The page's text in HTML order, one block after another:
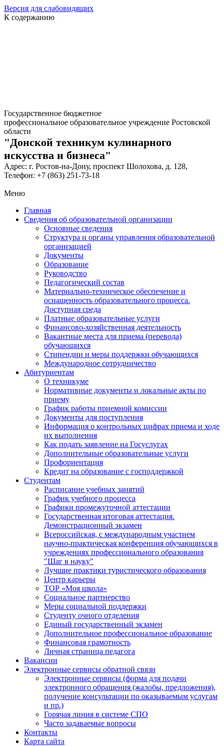
Версия для слабовидящих
К содержанию
Государственное бюджетное
профессиональное образовательное учреждение Ростовской
области
"Донской техникум кулинарного
искусства и бизнеса"
Адрес: г. Ростов-на-Дону, проспект Шолохова, д. 128,
Телефон: +7 (863) 251-73-18
Меню
Главная
Сведения об образовательной организации
Основные сведения
Структура и органы управления образовательной
организацией
Документы
Образование
Руководство
Педагогический состав
Материально-техническое обеспечение и
оснащенность образовательного процесса.
Доступная среда
Платные образовательные услуги
Финансово-хозяйственная деятельность
Вакантные места для приема (перевода)
обучающихся
Стипендии и меры поддержки обучающихся
Международное сотрудничество
Абитуриентам
О техникуме
Нормативные документы и локальные акты по
приему
График работы приемной комиссии
Документы для поступления
Информация о контрольных цифрах приема и ходе
их выполнения
Как подать заявление на Госуслугах
Дополнительные образовательные услуги
Профориентация
Кредит на образование с господдержкой
Студентам
Расписание учебных занятий
График учебного процесса
Графики промежуточной аттестации
Государственная итоговая аттестация.
Демонстрационный экзамен
Всероссийская, с международным участием
научно-практическая конференция обучающихся в
учреждениях профессионального образования
"Шаг в науку"
Лучшие практики туристического образования
Центр карьеры
ТОР «Моя школа»
Социальное партнерство
Меры социальной поддержки
Студенту очного отделения
Единый государственный экзамен
Дополнительное профессиональное образование
Финансовая грамотность
Личная страница педагога
Вакансии
Электронные сервисы обратной связи
Электронные сервисы (форма для подачи
электронного обращения (жалобы, предложения),
получение консультации по оказываемым услугам
и пр.)
Горячая линия в системе СПО
Часто задаваемые вопросы
Контакты
Карта сайта